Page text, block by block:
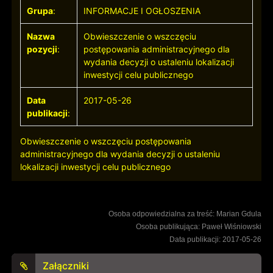
Grupa: INFORMACJE I OGŁOSZENIA
Nazwa
pozycji:
Obwieszczenie o wszczęciu
postępowania administracyjnego dla
wydania decyzji o ustaleniu lokalizacji
inwestycji celu publicznego
Data
publikacji:
2017-05-26
Obwieszczenie o wszczęciu postępowania
administracyjnego dla wydania decyzji o ustaleniu
lokalizacji inwestycji celu publicznego
Osoba odpowiedzialna za treść: Marian Gdula
Osoba publikująca: Paweł Wiśniowski
Data publikacji: 2017-05-26
Załączniki